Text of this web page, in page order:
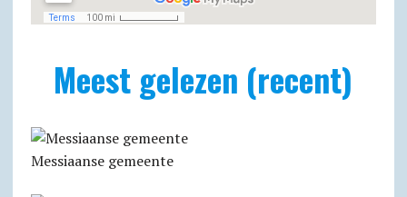
Meest gelezen (recent)
Messiaanse gemeente